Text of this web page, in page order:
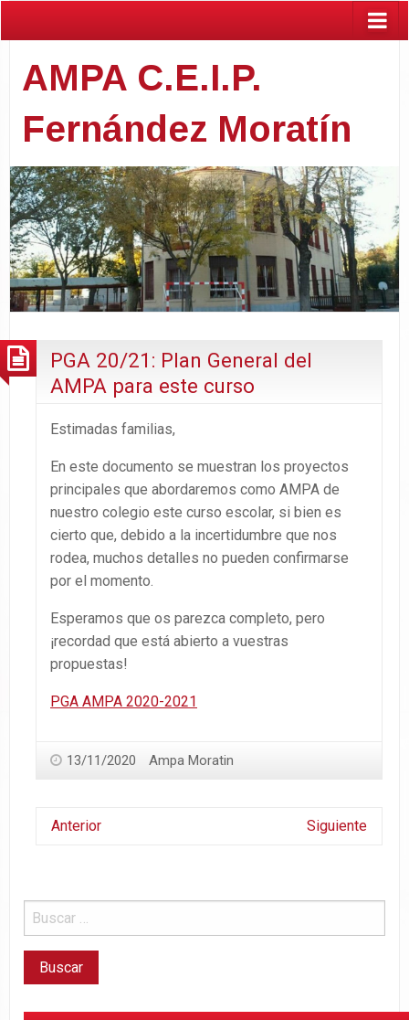
AMPA C.E.I.P.
Fernández Moratín
PGA 20/21: Plan General del
AMPA para este curso
Estimadas familias,
En este documento se muestran los proyectos
principales que abordaremos como AMPA de
nuestro colegio este curso escolar, si bien es
cierto que, debido a la incertidumbre que nos
rodea, muchos detalles no pueden confirmarse
por el momento.
Esperamos que os parezca completo, pero
¡recordad que está abierto a vuestras
propuestas!
PGA AMPA 2020-2021
13/11/2020 Ampa Moratin
Anterior Siguiente